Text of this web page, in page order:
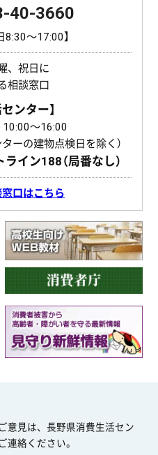
40-3660
8:30〜17:00】
、祝日に
相談窓口
ンター】
〜16:00
ーの建物点検日を除く）
ライン188（局番なし）
口はこちら
意見は、長野県消費生活セン
連絡ください。